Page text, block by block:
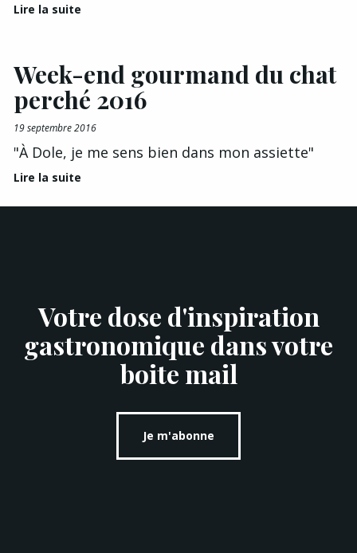
Lire la suite
Week-end gourmand du chat
perché 2016
19 septembre 2016
"À Dole, je me sens bien dans mon assiette"
Lire la suite
Votre dose d'inspiration
gastronomique dans votre
boite mail
Je m'abonne